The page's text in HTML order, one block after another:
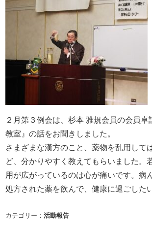
２月第３例会は、杉本 雅規会員の会員
教室』の話をお聞きしました。
さまざまな漢方のこと、薬物を乱用して
ど、分かりやすく教えてもらいました。
用が広がっているのは心が痛いです。病
処方された薬を飲んで、健康に過ごした
カテゴリー：活動報告